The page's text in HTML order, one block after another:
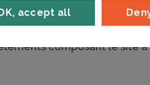
intégrale, ou un
peut constituer
Conformément aux
composant le site
accept all